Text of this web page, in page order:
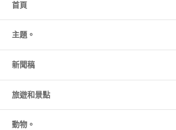
首頁
主題。
新聞稿
旅遊和景點
動物。